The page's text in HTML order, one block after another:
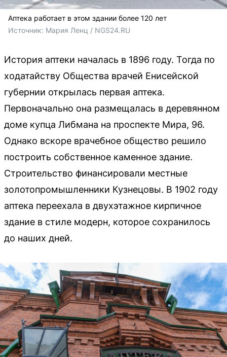
Аптека работает в этом здании более 120 лет
Источник: Мария Ленц / NGS24.RU
История аптеки началась в 1896 году. Тогда по
ходатайству Общества врачей Енисейской
губернии открылась первая аптека.
Первоначально она размещалась в деревянном
доме купца Либмана на проспекте Мира, 96.
Однако вскоре врачебное общество решило
построить собственное каменное здание.
Строительство финансировали местные
золотопромышленники Кузнецовы. В 1902 году
аптека переехала в двухэтажное кирпичное
здание в стиле модерн, которое сохранилось
до наших дней.